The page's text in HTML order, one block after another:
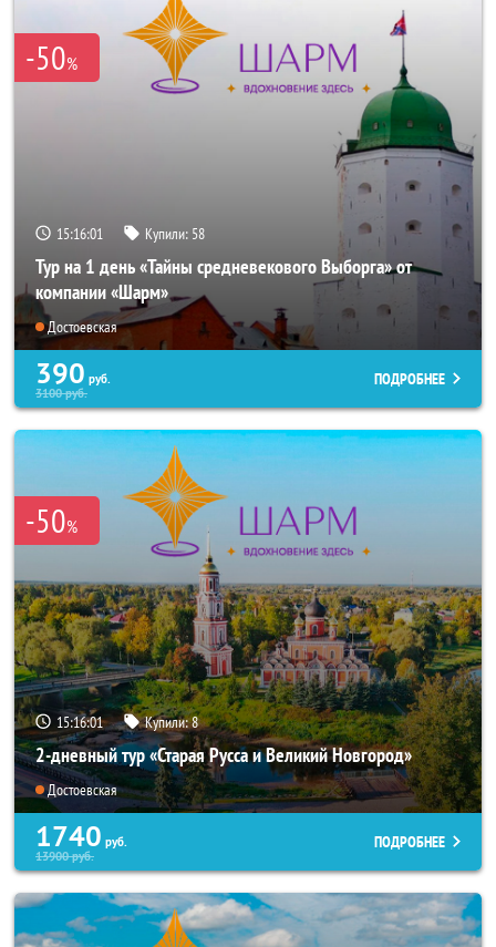
-50%
15:16:00 Купили: 58
Тур на 1 день «Тайны средневекового Выборга» от
компании «Шарм»
Достоевская
390 руб.
3100руб.
ПОДРОБНЕЕ
-50%
15:16:00 Купили:8
2-дневный тур «Старая Русса и Великий Новгород»
Достоевская
1740 руб.
13900руб.
ПОДРОБНЕЕ